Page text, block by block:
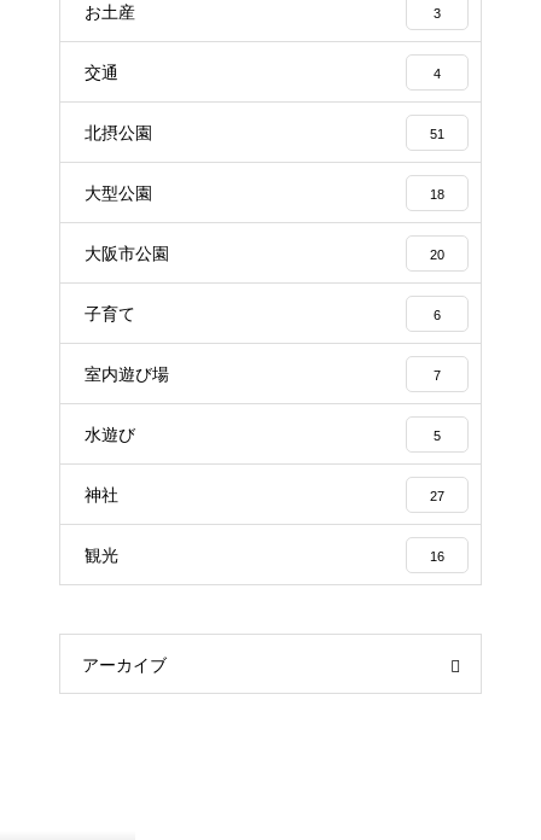
お土産 3
交通 4
北摂公園 51
大型公園 18
大阪市公園 20
子育て 6
室内遊び場 7
水遊び 5
神社 27
観光 16
アーカイブ